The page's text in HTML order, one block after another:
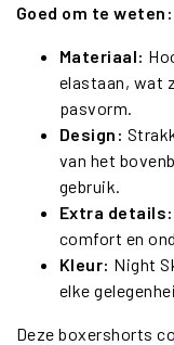
Goed om te weten:
Materiaal:
elastaan, wat
pasvorm.
Design:
van het
gebruik.
Extra details:
comfort en
Kleur: Night
elke
Deze boxershorts